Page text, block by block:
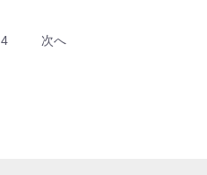
4 次へ